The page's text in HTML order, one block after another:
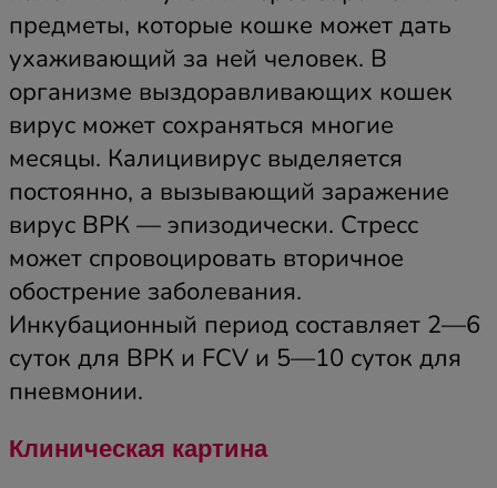
предметы, которые кошке может дать
ухаживающий за ней человек. В
организме выздоравливающих кошек
вирус может сохраняться многие
месяцы. Калицивирус выделяется
постоянно, а вызывающий заражение
вирус ВРК — эпизодически. Стресс
может спровоцировать вторичное
обострение заболевания.
Инкубационный период составляет 2—6
суток для ВРК и FCV и 5—10 суток для
пневмонии.
Клиническая картина